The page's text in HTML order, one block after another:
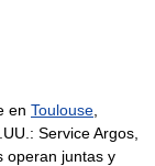
en Toulouse
Service Argos,
operan juntas y